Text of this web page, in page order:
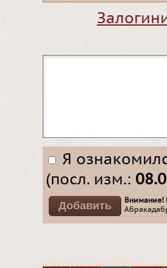
Я
(посл. изм.:
Внимание!